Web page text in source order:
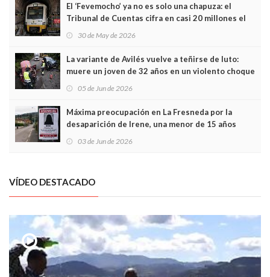
El ‘Fevemocho’ ya no es solo una chapuza: el
Tribunal de Cuentas cifra en casi 20 millones el
sobrecoste de los trenes que no cabían por los
30 de May de 2026
La variante de Avilés vuelve a teñirse de luto:
muere un joven de 32 años en un violento choque
frontal
05 de Jun de 2026
Máxima preocupación en La Fresneda por la
desaparición de Irene, una menor de 15 años
03 de Jun de 2026
VÍDEO DESTACADO